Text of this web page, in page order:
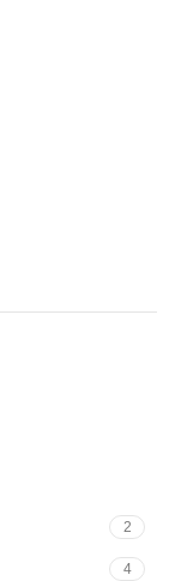
2
4